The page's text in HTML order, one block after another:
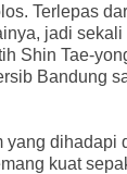
Terlepas
jadi sekali
Shin Tae-
Bandung
yang dihadapi
kuat